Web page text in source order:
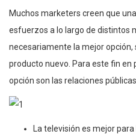
Muchos marketers creen que
esfuerzos a lo largo de distintos
necesariamente la mejor
producto nuevo. Para este fin en
opción son las relaciones públicas.
La televisión es mejor